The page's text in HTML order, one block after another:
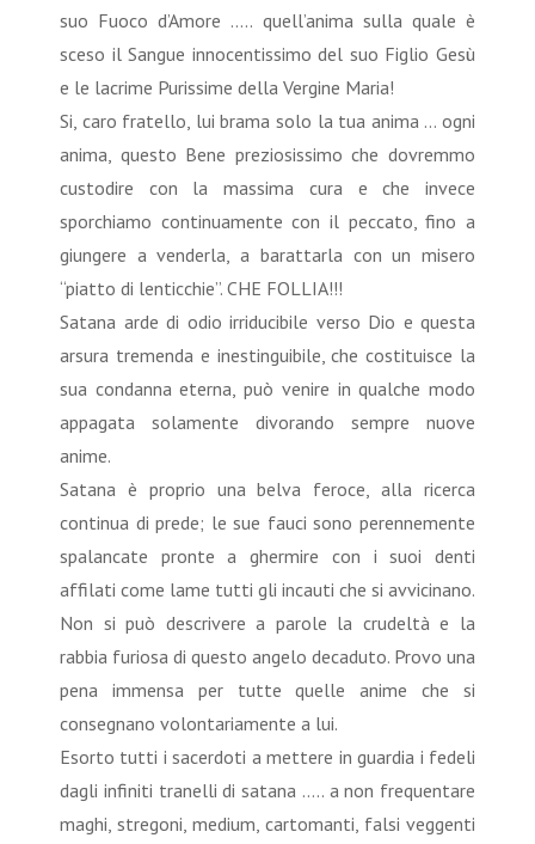
suo Fuoco d’Amore ….. quell’anima sulla quale è
sceso il Sangue innocentissimo del suo Figlio Gesù
e le lacrime Purissime della Vergine Maria!
Si, caro fratello, lui brama solo la tua anima … ogni
anima, questo Bene preziosissimo che dovremmo
custodire con la massima cura e che invece
sporchiamo continuamente con il peccato, fino a
giungere a venderla, a barattarla con un misero
“piatto di lenticchie”. CHE FOLLIA!!!
Satana arde di odio irriducibile verso Dio e questa
arsura tremenda e inestinguibile, che costituisce la
sua condanna eterna, può venire in qualche modo
appagata solamente divorando sempre nuove
anime.
Satana è proprio una belva feroce, alla ricerca
continua di prede; le sue fauci sono perennemente
spalancate pronte a ghermire con i suoi denti
affilati come lame tutti gli incauti che si avvicinano.
Non si può descrivere a parole la crudeltà e la
rabbia furiosa di questo angelo decaduto. Provo una
pena immensa per tutte quelle anime che si
consegnano volontariamente a lui.
Esorto tutti i sacerdoti a mettere in guardia i fedeli
dagli infiniti tranelli di satana ….. a non frequentare
maghi, stregoni, medium, cartomanti, falsi veggenti